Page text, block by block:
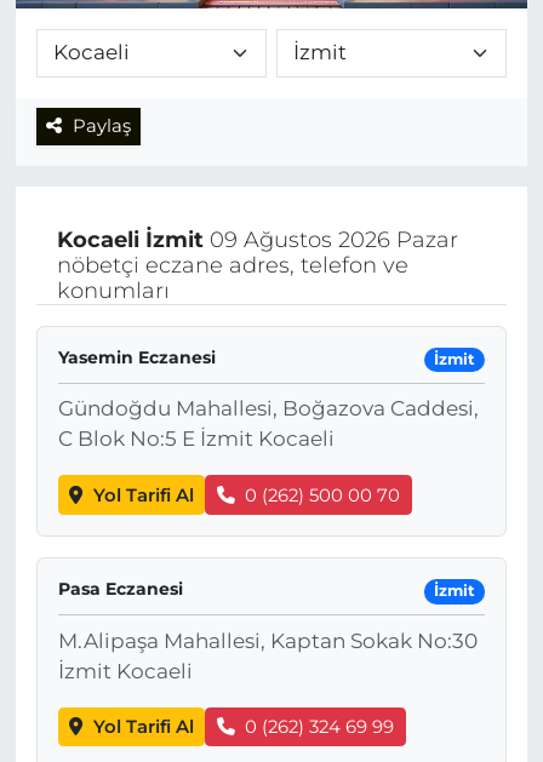
Paylaş
Kocaeli İzmit09 Ağustos 2026 Pazar
nöbetçi eczane adres, telefon ve
konumları
Yasemin Eczanesi İzmit
Gündoğdu Mahallesi, Boğazova Caddesi,
C Blok No:5 E İzmit Kocaeli
Yol Tarifi Al 0 (262) 500 00 70
Pasa Eczanesi İzmit
M.Alipaşa Mahallesi, Kaptan Sokak No:30
İzmit Kocaeli
Yol Tarifi Al 0 (262) 324 69 99